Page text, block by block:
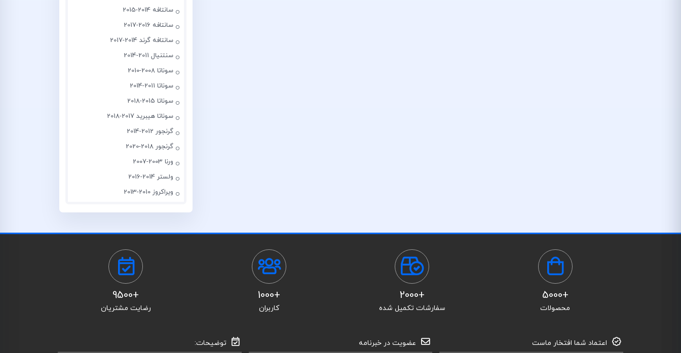
سانتافه 2014-2015
سانتافه 2016-2017
سانتافه گرند 2014-2017
سنتنیال 2011-2014
سوناتا 2008-2010
سوناتا 2011-2014
سوناتا 2015-2018
سوناتا هیبرید 2017-2018
گرنجور 2012-2014
گرنجور 2018-2020
ورنا 2003-2007
ولستر 2014-2016
ویراکروز 2010-2013
+5000
محصولات
+2000
سفارشات تکمیل شده
+1000
کاربران
+9500
رضایت مشتریان
اعتماد شما افتخار ماست عضویت در خبرنامه توضیحات: